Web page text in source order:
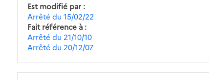
Est modifié par
Arrêté du 15/02/22
Fait référence à
Arrêté du 21/10/10
Arrêté du 20/12/07